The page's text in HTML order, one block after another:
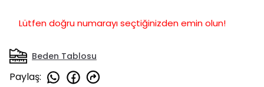
Lütfen doğru numarayı seçtiğinizden emin olun!
Beden Tablosu
Paylaş: